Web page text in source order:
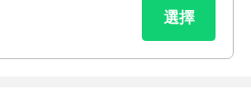
選擇